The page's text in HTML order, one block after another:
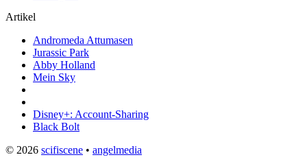
Artikel
Andromeda Attumasen
Jurassic Park
Abby Holland
Mein Sky
Disney+: Account-Sharing
Black Bolt
© 2026 scifiscene • angelmedia